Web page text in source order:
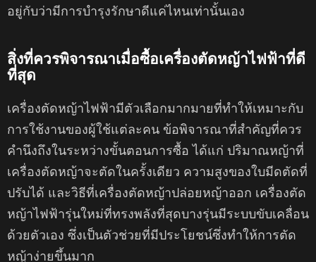
อยู่กับว่ามีการบำรุงรักษาดีแค่ไหนเท่านั้นเอง
สิ่งที่ควรพิจารณาเมื่อซื้อเครื่องตัดหญ้าไฟฟ้าที่ดี
ที่สุด
เครื่องตัดหญ้าไฟฟ้ามีตัวเลือกมากมายที่ทำให้เหมาะกับ
การใช้งานของผู้ใช้แต่ละคน ข้อพิจารณาที่สำคัญที่ควร
คำนึงถึงในระหว่างขั้นตอนการซื้อ ได้แก่ ปริมาณหญ้าที่
เครื่องตัดหญ้าจะตัดในครั้งเดียว ความสูงของใบมีดตัดที่
ปรับได้ และวิธีที่เครื่องตัดหญ้าปล่อยหญ้าออก เครื่องตัด
หญ้าไฟฟ้ารุ่นใหม่ที่ทรงพลังที่สุดบางรุ่นมีระบบขับเคลื่อน
ด้วยตัวเอง ซึ่งเป็นตัวช่วยที่มีประโยชน์ซึ่งทำให้การตัด
หญ้าง่ายขึ้นมาก